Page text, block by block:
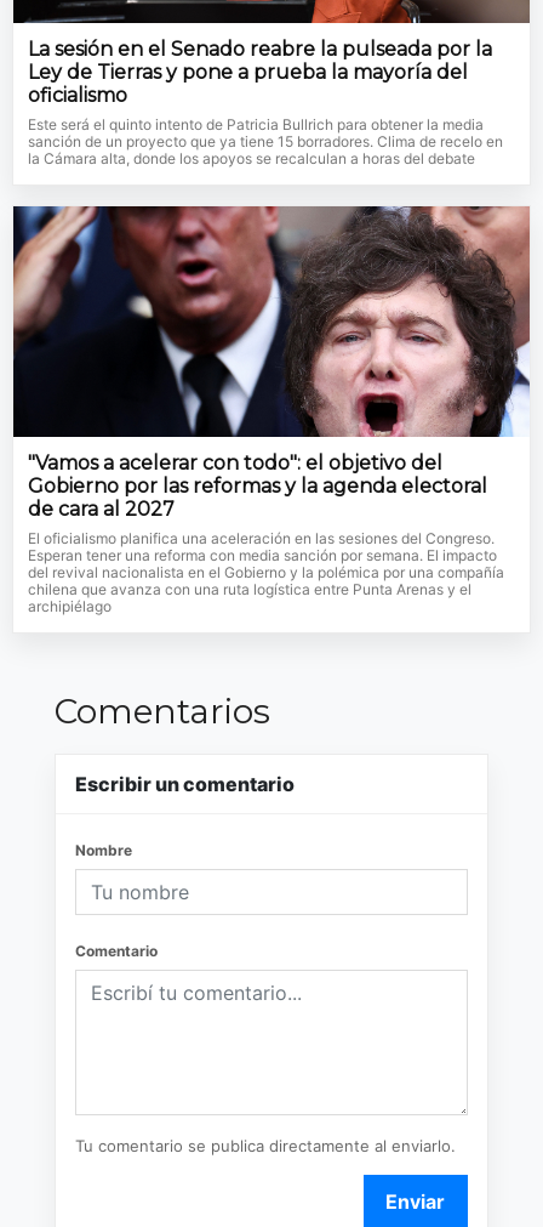
La sesión en el Senado reabre la pulseada por la
Ley de Tierras y pone a prueba la mayoría del
oficialismo
Este será el quinto intento de Patricia Bullrich para obtener la media
sanción de un proyecto que ya tiene 15 borradores. Clima de recelo en
la Cámara alta, donde los apoyos se recalculan a horas del debate
"Vamos a acelerar con todo": el objetivo del
Gobierno por las reformas y la agenda electoral
de cara al 2027
El oficialismo planifica una aceleración en las sesiones del Congreso.
Esperan tener una reforma con media sanción por semana. El impacto
del revival nacionalista en el Gobierno y la polémica por una compañía
chilena que avanza con una ruta logística entre Punta Arenas y el
archipiélago
Comentarios
Escribir un comentario
Nombre
Comentario
Tu comentario se publica directamente al enviarlo.
Enviar